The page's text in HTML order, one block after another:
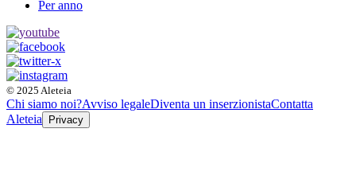
Per anno
© 2025 Aleteia
Chi siamo noi?Avviso legaleDiventa un inserzionistaContatta
Aleteia
Privacy